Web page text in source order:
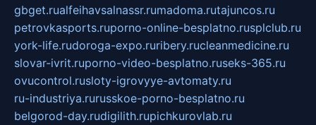
gbget.rualfeihavsalnassr.rumadoma.rutajuncos.ru
petrovkasports.ruporno-online-besplatno.rusplclub.ru
york-life.rudoroga-expo.ruribery.rucleanmedicine.ru
slovar-ivrit.ruporno-video-besplatno.ruseks-365.ru
ovucontrol.rusloty-igrovyye-avtomaty.ru
ru-industriya.rurusskoe-porno-besplatno.ru
belgorod-day.rudigilith.rupichkurovlab.ru